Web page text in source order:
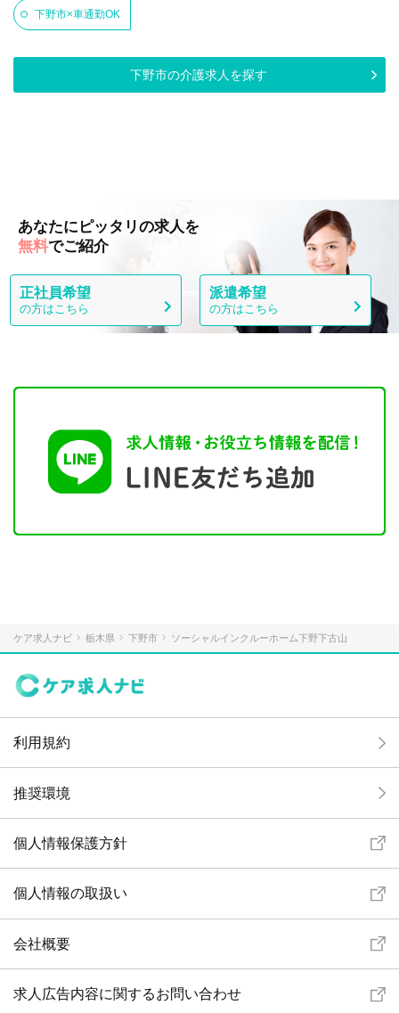
下野市×車通勤OK
下野市の介護求人を探す
あなたにピッタリの求人を
無料でご紹介
正社員希望
の方はこちら
派遣希望
の方はこちら
ケア求人ナビ 栃木県 下野市 ソーシャルインクルーホーム下野下古山
利用規約
推奨環境
個人情報保護方針
個人情報の取扱い
会社概要
求人広告内容に関するお問い合わせ